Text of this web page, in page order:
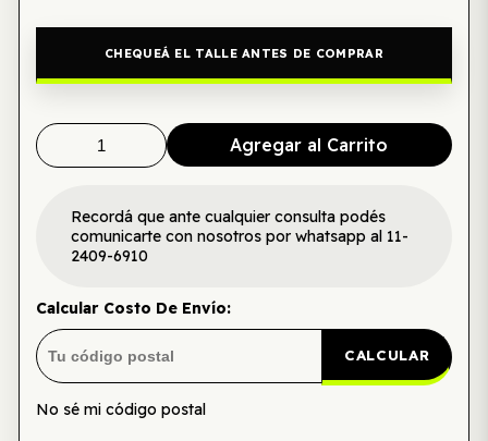
CHEQUEÁ EL TALLE ANTES DE COMPRAR
Agregar al Carrito
Recordá que ante cualquier consulta podés
comunicarte con nosotros por whatsapp al 11-
2409-6910
Calcular Costo De Envío:
CALCULAR
No sé mi código postal